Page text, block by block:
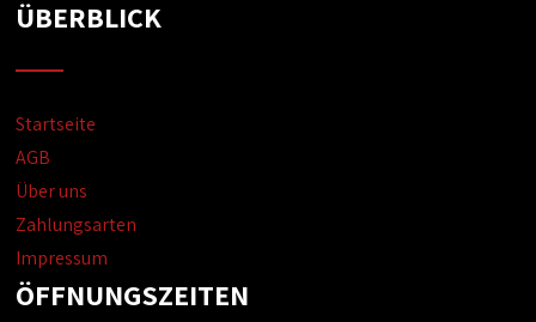
ÜBERBLICK
Startseite
AGB
Über uns
Zahlungsarten
Impressum
ÖFFNUNGSZEITEN